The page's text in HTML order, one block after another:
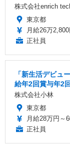
株式会社enrich
東京都
月給26万
正社員
「新生活デビュ
給年2回賞与年2回
株式会社小林
東京都
月給28万円～
正社員